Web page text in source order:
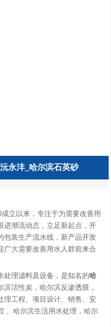
永沣_哈尔滨石英砂
立以来，专注于为需要改善用
进潮流动态，立足新起点，开
包装生产流水线，新产品开发
广大需要改善用水人群前来合
处理滤料及设备，是知名的哈
活性炭，哈尔滨反渗透膜，
理工程、项目设计、销售、安
、哈尔滨生活用水处理，哈尔